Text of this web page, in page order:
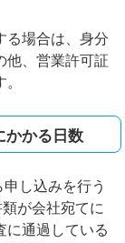
る場合は、身分
他、営業許可証
かかる日数
し込みを行う
が会社宛てに
に通過している